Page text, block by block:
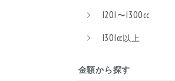
1201〜1300cc
1301cc以上
金額から探す